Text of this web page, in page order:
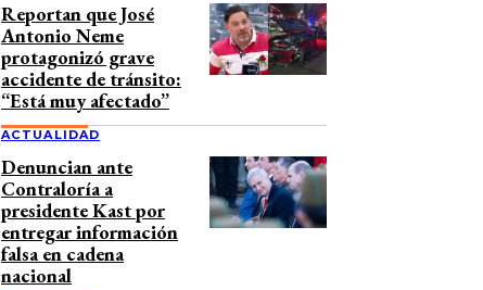
Reportan que José
Antonio Neme
protagonizó grave
accidente de tránsito:
“Está muy afectado”
ACTUALIDAD
Denuncian ante
Contraloría a
presidente Kast por
entregar información
falsa en cadena
nacional